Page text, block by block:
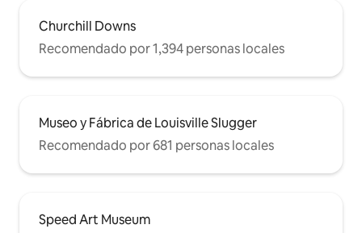
restaurantes, tiendas, tiendas de
comestibles están a 5 minutos a pie. El
centro de la ciudad o Churchill Downs
están a 5-10 minutos en coche. Hay
aparcamiento en la calle.
Churchill Downs
Recomendado por 1,394 personas locales
Museo y Fábrica de Louisville Slugger
Recomendado por 681 personas locales
Speed Art Museum